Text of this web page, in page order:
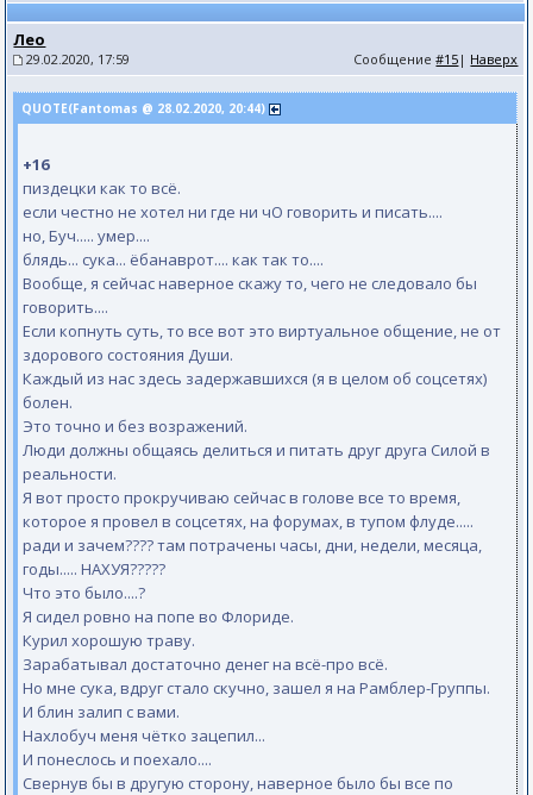
Лео
29.02.2020, 17:59 Сообщение#15 | Наверх
QUOTE(Fantomas @ 28.02.2020, 20:44)
+16
пиздецки как то всё.
если честно не хотел ни где ни чО говорить и писать....
но, Буч..... умер....
блядь... сука... ёбанаврот.... как так то....
Вообще, я сейчас наверное скажу то, чего не следовало бы
говорить....
Если копнуть суть, то все вот это виртуальное общение, не от
здорового состояния Души.
Каждый из нас здесь задержавшихся (я в целом об соцсетях)
болен.
Это точно и без возражений.
Люди должны общаясь делиться и питать друг друга Силой в
реальности.
Я вот просто прокручиваю сейчас в голове все то время,
которое я провел в соцсетях, на форумах, в тупом флуде.....
ради и зачем???? там потрачены часы, дни, недели, месяца,
годы..... НАХУЯ?????
Что это было....?
Я сидел ровно на попе во Флориде.
Курил хорошую траву.
Зарабатывал достаточно денег на всё-про всё.
Но мне сука, вдруг стало скучно, зашел я на Рамблер-Группы.
И блин залип с вами.
Нахлобуч меня чётко зацепил...
И понеслось и поехало....
Свернув бы в другую сторону, наверное было бы все по